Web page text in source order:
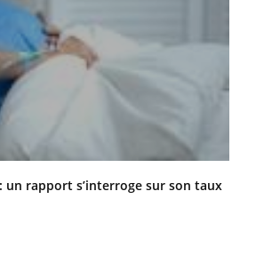
rapport s’interroge sur son taux